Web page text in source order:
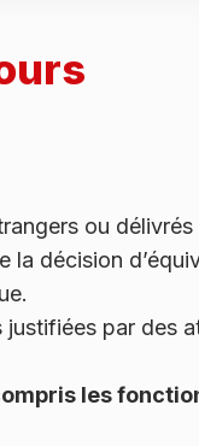
ou délivrés
la décision
justifiées par des
les